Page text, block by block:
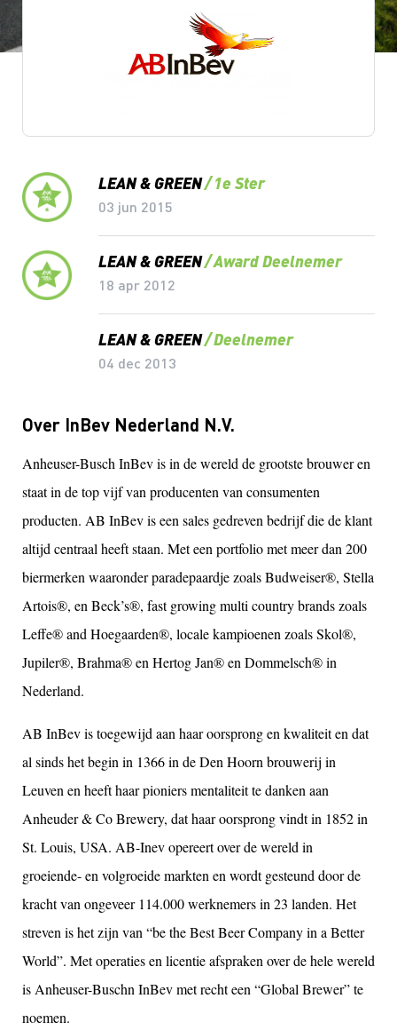
Lean & Green Milestones
LEAN & GREEN 1e Ster
03 jun 2015
LEAN & GREEN Award Deelnemer
18 apr 2012
LEAN & GREEN Deelnemer
04 dec 2013
Over InBev Nederland N.V.
Anheuser-Busch InBev is in de wereld de grootste brouwer en
staat in de top vijf van producenten van consumenten
producten. AB InBev is een sales gedreven bedrijf die de klant
altijd centraal heeft staan. Met een portfolio met meer dan 200
biermerken waaronder paradepaardje zoals Budweiser®, Stella
Artois®, en Beck’s®, fast growing multi country brands zoals
Leffe® and Hoegaarden®, locale kampioenen zoals Skol®,
Jupiler®, Brahma® en Hertog Jan® en Dommelsch® in
Nederland.
AB InBev is toegewijd aan haar oorsprong en kwaliteit en dat
al sinds het begin in 1366 in de Den Hoorn brouwerij in
Leuven en heeft haar pioniers mentaliteit te danken aan
Anheuder & Co Brewery, dat haar oorsprong vindt in 1852 in
St. Louis, USA. AB-Inev opereert over de wereld in
groeiende- en volgroeide markten en wordt gesteund door de
kracht van ongeveer 114.000 werknemers in 23 landen. Het
streven is het zijn van “be the Best Beer Company in a Better
World”. Met operaties en licentie afspraken over de hele wereld
is Anheuser-Buschn InBev met recht een “Global Brewer” te
noemen.